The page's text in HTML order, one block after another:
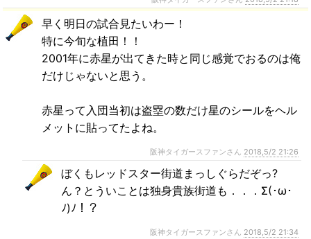
早く明日の試合見たいわー！
特に今旬な植田！！
2001年に赤星が出てきた時と同じ感覚でおるのは俺
だけじゃないと思う。
赤星って入団当初は盗塁の数だけ星のシールをヘル
メットに貼ってたよね。
阪神タイガースファンさん 2018,5/2 21:26
ぼくもレッドスター街道まっしぐらだぞっ?
ん？とういことは独身貴族街道も．．．Σ(･ω･
ﾉ)ﾉ！？
阪神タイガースファンさん 2018,5/2 21:34